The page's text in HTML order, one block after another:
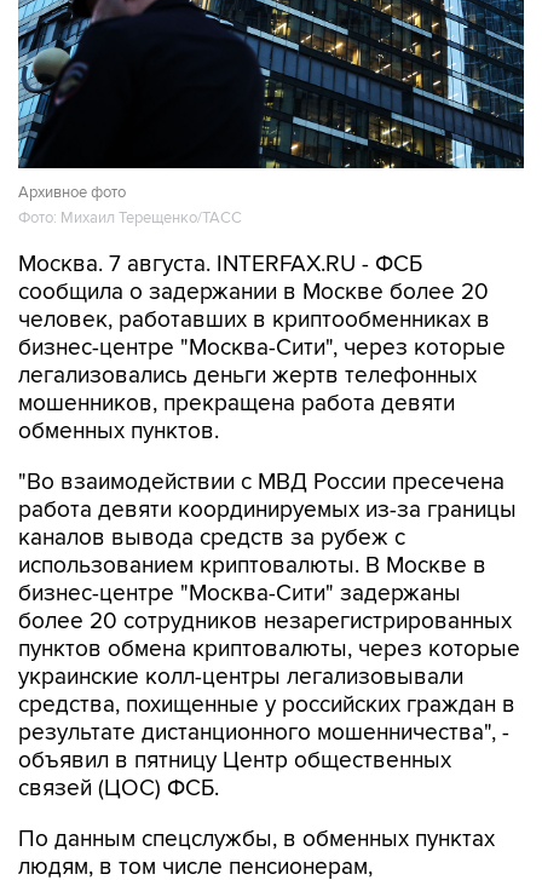
Архивное фото
Фото: Михаил Терещенко/ТАСС
Москва. 7 августа. INTERFAX.RU - ФСБ
сообщила о задержании в Москве более 20
человек, работавших в криптообменниках в
бизнес-центре "Москва-Сити", через которые
легализовались деньги жертв телефонных
мошенников, прекращена работа девяти
обменных пунктов.
"Во взаимодействии с МВД России пресечена
работа девяти координируемых из-за границы
каналов вывода средств за рубеж с
использованием криптовалюты. В Москве в
бизнес-центре "Москва-Сити" задержаны
более 20 сотрудников незарегистрированных
пунктов обмена криптовалюты, через которые
украинские колл-центры легализовывали
средства, похищенные у российских граждан в
результате дистанционного мошенничества", -
объявил в пятницу Центр общественных
связей (ЦОС) ФСБ.
По данным спецслужбы, в обменных пунктах
людям, в том числе пенсионерам,